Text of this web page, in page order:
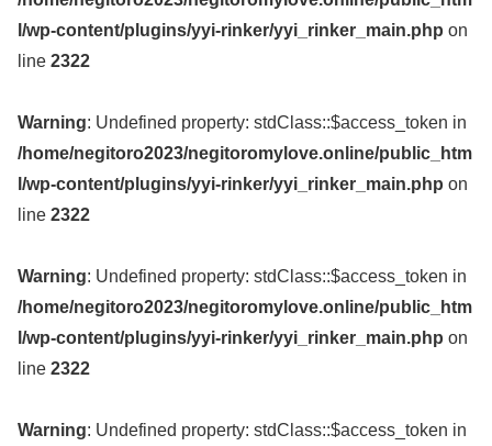
l/wp-content/plugins/yyi-rinker/yyi_rinker_main.php on
line 2322
Warning: Undefined property: stdClass::$access_token in
/home/negitoro2023/negitoromylove.online/public_htm
l/wp-content/plugins/yyi-rinker/yyi_rinker_main.php on
line 2322
Warning: Undefined property: stdClass::$access_token in
/home/negitoro2023/negitoromylove.online/public_htm
l/wp-content/plugins/yyi-rinker/yyi_rinker_main.php on
line 2322
Warning: Undefined property: stdClass::$access_token in